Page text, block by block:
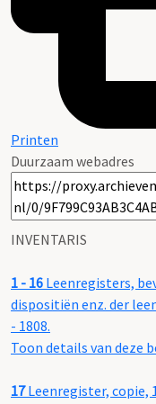
Printen
Duurzaam webadres
INVENTARIS
1 - 16 Leenregisters,
dispositiën enz. der
- 1808.
Toon details van deze
17Leenregister, copie,